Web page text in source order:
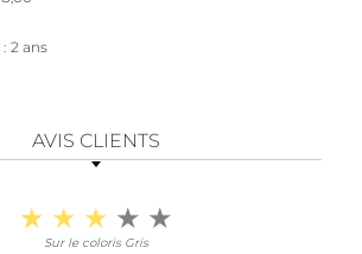
2 ans
AVIS CLIENTS
Sur le coloris Gris